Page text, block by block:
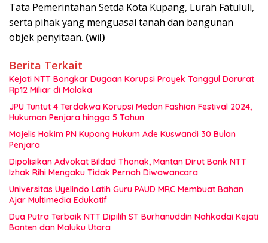
Tata Pemerintahan Setda Kota Kupang, Lurah Fatululi,
serta pihak yang menguasai tanah dan bangunan
objek penyitaan. (wil)
Berita Terkait
Kejati NTT Bongkar Dugaan Korupsi Proyek Tanggul Darurat
Rp12 Miliar di Malaka
JPU Tuntut 4 Terdakwa Korupsi Medan Fashion Festival 2024,
Hukuman Penjara hingga 5 Tahun
Majelis Hakim PN Kupang Hukum Ade Kuswandi 30 Bulan
Penjara
Dipolisikan Advokat Bildad Thonak, Mantan Dirut Bank NTT
Izhak Rihi Mengaku Tidak Pernah Diwawancara
Universitas Uyelindo Latih Guru PAUD MRC Membuat Bahan
Ajar Multimedia Edukatif
Dua Putra Terbaik NTT Dipilih ST Burhanuddin Nahkodai Kejati
Banten dan Maluku Utara